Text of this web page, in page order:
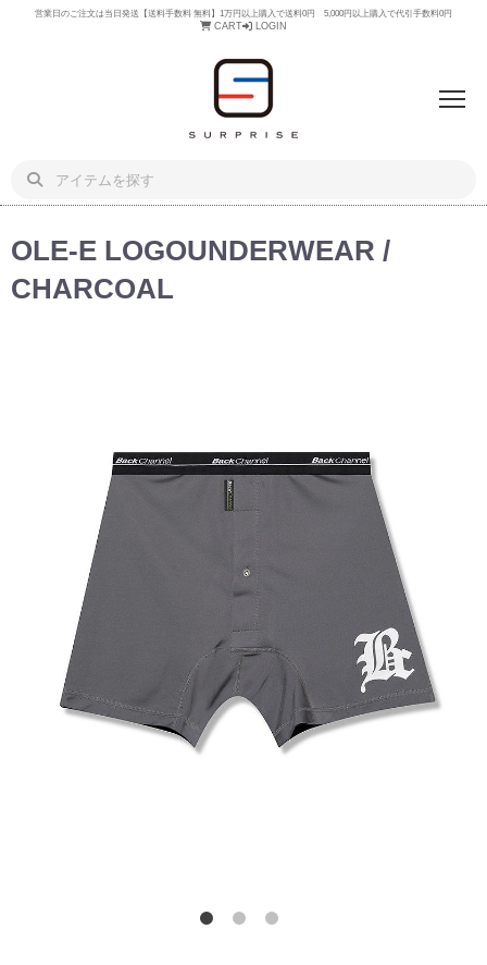
営業日のご注文は当日発送【送料手数料 無料】1万円以上購入で送料0円 5,000円以上購入で代引手数料0円
CART LOGIN
OLE-E LOGOUNDERWEAR /
CHARCOAL